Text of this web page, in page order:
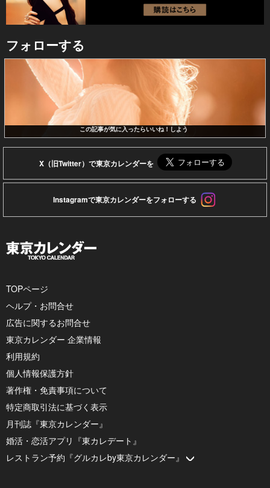
フォローする
この記事が気に入ったらいいね！しよう
X（旧Twitter）で東京カレンダーを
Instagramで東京カレンダーをフォローする
TOPページ
ヘルプ・お問合せ
広告に関するお問合せ
東京カレンダー 企業情報
利用規約
個人情報保護方針
著作権・免責事項について
特定商取引法に基づく表示
月刊誌『東京カレンダー』
婚活・恋活アプリ『東カレデート』
レストラン予約『グルカレby東京カレンダー』